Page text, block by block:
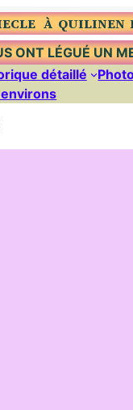
À QUILINEN
ONT LÉGUÉ UN
détaillé